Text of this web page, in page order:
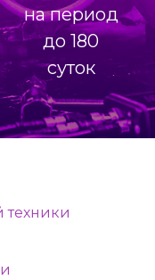
на период
до 180
суток
техники